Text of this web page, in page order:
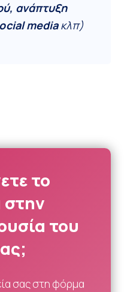
ανάπτυξη
mediaκλπ)
το
στην
του
σας στη φόρμα